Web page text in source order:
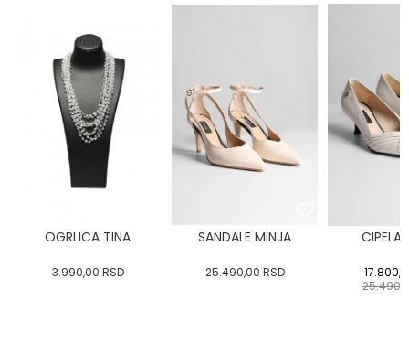
OGRLICA TINA
3.990,00 RSD
SANDALE MINJA
25.490,00 RSD
CIPELA